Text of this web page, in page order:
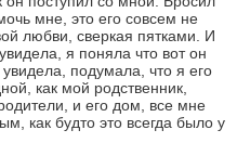
мне, это его совсем не
любви, сверкая пятками. И
я поняла что вот он
подумала, что я его
как мой родственник,
и его дом, все мне
как будто это всегда было у